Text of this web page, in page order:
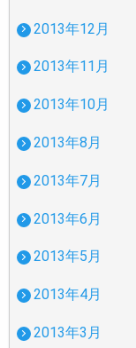
2013年12月
2013年11月
2013年10月
2013年8月
2013年7月
2013年6月
2013年5月
2013年4月
2013年3月